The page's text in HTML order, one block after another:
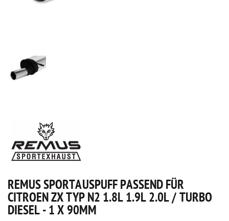
REMUS SPORTAUSPUFF PASSEND FÜR
CITROEN ZX TYP N2 1.8L 1.9L 2.0L / TURBO
DIESEL - 1 X 90MM